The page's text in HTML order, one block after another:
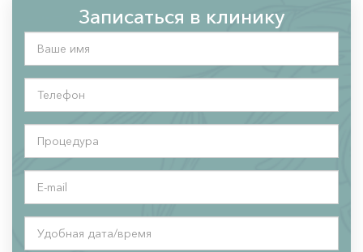
Записаться в клинику
Ваше
*
Телефон
Процедура
E-